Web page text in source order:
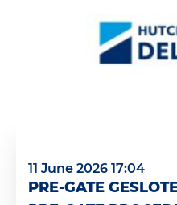
11 June 2026 17:04
PRE-GATE